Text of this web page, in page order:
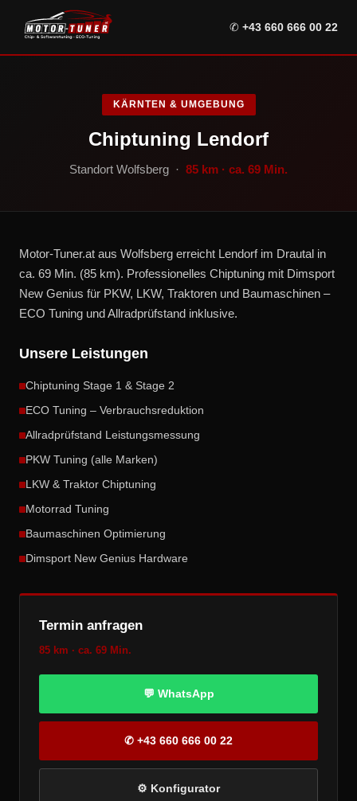
✆ +43 660 666 00 22
KÄRNTEN & UMGEBUNG
Chiptuning Lendorf
Standort Wolfsberg · 85 km · ca. 69 Min.
Motor-Tuner.at aus Wolfsberg erreicht Lendorf im Drautal in
ca. 69 Min. (85 km). Professionelles Chiptuning mit Dimsport
New Genius für PKW, LKW, Traktoren und Baumaschinen –
ECO Tuning und Allradprüfstand inklusive.
Unsere Leistungen
Chiptuning Stage 1 & Stage 2
ECO Tuning – Verbrauchsreduktion
Allradprüfstand Leistungsmessung
PKW Tuning (alle Marken)
LKW & Traktor Chiptuning
Motorrad Tuning
Baumaschinen Optimierung
Dimsport New Genius Hardware
Termin anfragen
85 km · ca. 69 Min.
💬 WhatsApp
✆ +43 660 666 00 22
⚙ Konfigurator